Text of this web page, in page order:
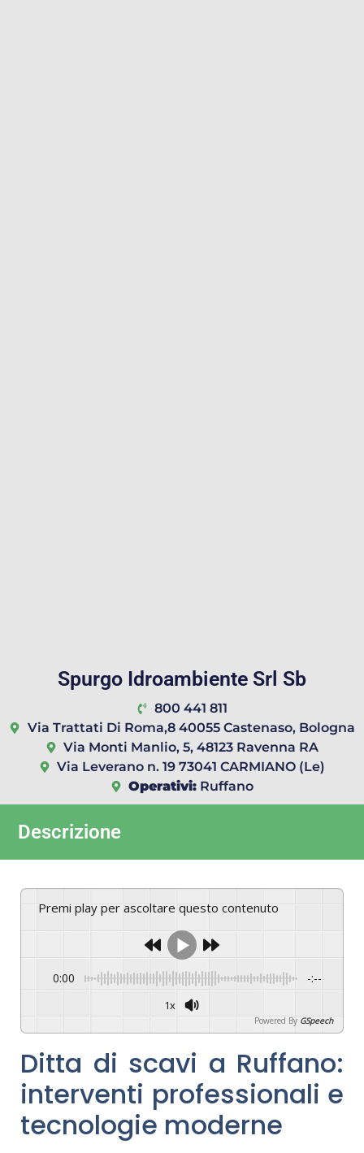
Spurgo Idroambiente Srl Sb
800 441 811
Via Trattati Di Roma,8 40055 Castenaso, Bologna
Via Monti Manlio, 5, 48123 Ravenna RA
Via Leverano n. 19 73041 CARMIANO (Le)
Operativi: Ruffano
Descrizione
Premi play per ascoltare questo contenuto
0:00 -:--
1x
Powered By GSpeech
Ditta di scavi a Ruffano:
interventi professionali e
tecnologie moderne